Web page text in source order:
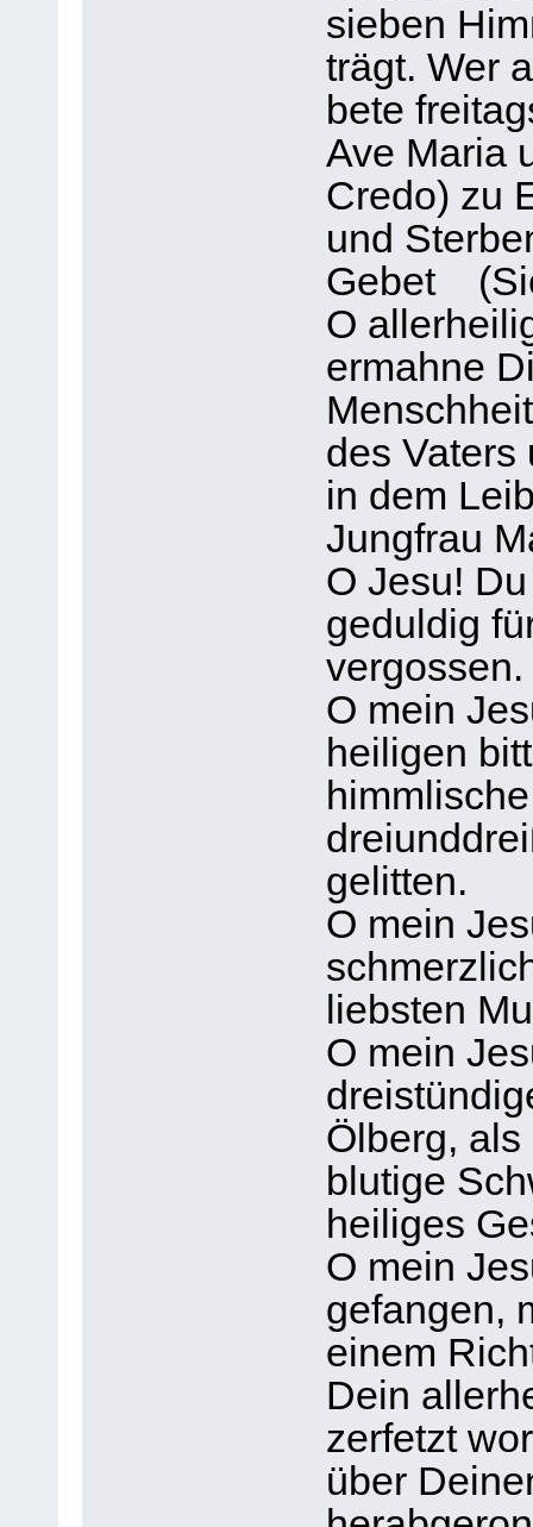
sieben
trägt. Wer
bete
Ave Maria
Credo) zu
und
Gebet
O
ermahne
des Vaters
in dem
Jungfrau
O Jesu!
geduldig
vergossen.
O mein
heiligen
gelitten.
O mein
liebsten
O mein
Ölberg,
blutige
heiliges
O mein
gefangen,
einem
Dein
zerfetzt
über